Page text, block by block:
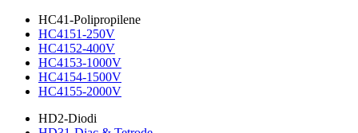
HC41-Polipropilene
HC4151-250V
HC4152-400V
HC4153-1000V
HC4154-1500V
HC4155-2000V
HD2-Diodi